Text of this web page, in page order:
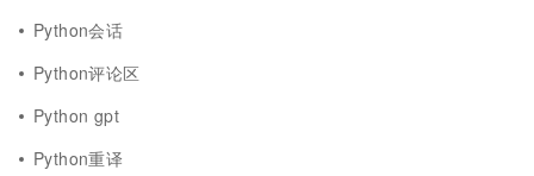
Python会话
Python评论区
Python gpt
Python重译